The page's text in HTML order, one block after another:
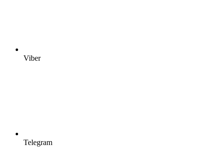
Viber
Telegram